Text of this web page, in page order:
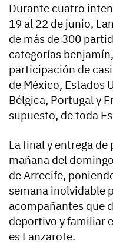
Durante cuatro
19 al 22 de junio,
de más de 300
categorías
participación de
de México, Estados
Bélgica, Portugal y
supuesto, de toda
La final y entrega de
mañana del
de Arrecife,
semana inolvidable
acompañantes que
deportivo y familiar
es Lanzarote.